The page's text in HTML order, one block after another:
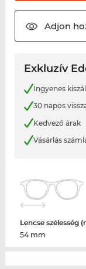
Adjon
Exkluzív
Ingyenes
30 napos
Kedvező árak
Vásárlás
Lencse szélesség
54 mm